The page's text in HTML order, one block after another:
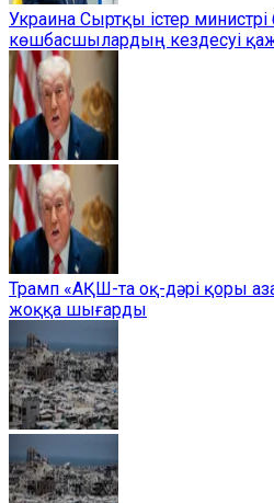
Украина Сыртқы істер министрі
көшбасшылардың кездесуі
Трамп «АҚШ-та оқ-дәрі қоры
жоққа шығарды